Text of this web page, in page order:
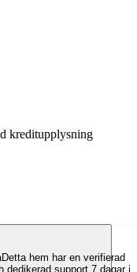
kreditupplysning
Detta hem har en verifierad
dedikerad support 7 dagar i